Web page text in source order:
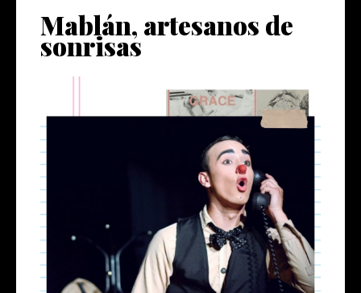
Mablán, artesanos de
sonrisas